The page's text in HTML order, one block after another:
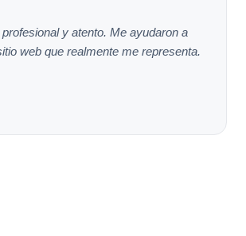
y atento. Me ayudaron a
web que realmente me representa.